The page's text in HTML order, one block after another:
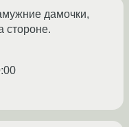
дамочки,
стороне.